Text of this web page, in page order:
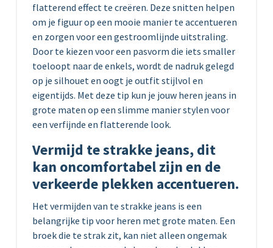
flatterend effect te creëren. Deze snitten helpen
om je figuur op een mooie manier te accentueren
en zorgen voor een gestroomlijnde uitstraling.
Door te kiezen voor een pasvorm die iets smaller
toeloopt naar de enkels, wordt de nadruk gelegd
op je silhouet en oogt je outfit stijlvol en
eigentijds. Met deze tip kun je jouw heren jeans in
grote maten op een slimme manier stylen voor
een verfijnde en flatterende look.
Vermijd te strakke jeans, dit
kan oncomfortabel zijn en de
verkeerde plekken accentueren.
Het vermijden van te strakke jeans is een
belangrijke tip voor heren met grote maten. Een
broek die te strak zit, kan niet alleen ongemak